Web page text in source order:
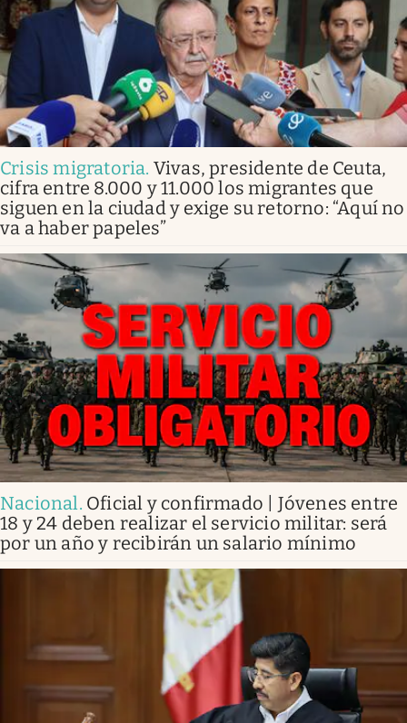
Crisis migratoria. Vivas, presidente de Ceuta,
cifra entre 8.000 y 11.000 los migrantes que
siguen en la ciudad y exige su retorno: “Aquí no
va a haber papeles”
Nacional. Oficial y confirmado | Jóvenes entre
18 y 24 deben realizar el servicio militar: será
por un año y recibirán un salario mínimo